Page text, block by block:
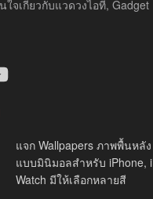
ใจเกี่ยวกับแวดวงไอที, Gadget
แจก Wallpapers ภาพพื้นหลั
แบบมินิมอลสำหรับ iPhone,
Watch มีให้เลือกหลายสี